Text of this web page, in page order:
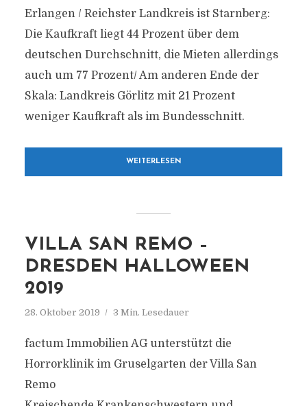
Erlangen / Reichster Landkreis ist Starnberg:
Die Kaufkraft liegt 44 Prozent über dem
deutschen Durchschnitt, die Mieten allerdings
auch um 77 Prozent/ Am anderen Ende der
Skala: Landkreis Görlitz mit 21 Prozent
weniger Kaufkraft als im Bundesschnitt.
WEITERLESEN
VILLA SAN REMO –
DRESDEN HALLOWEEN
2019
28. Oktober 2019 3 Min. Lesedauer
factum Immobilien AG unterstützt die
Horrorklinik im Gruselgarten der Villa San
Remo